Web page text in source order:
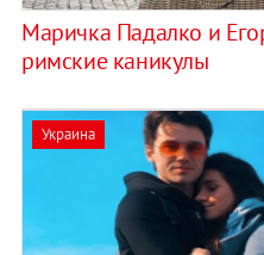
Маричка Падалко и
римские каникулы
Украина